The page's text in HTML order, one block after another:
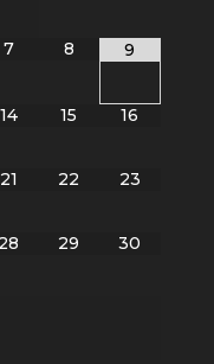
7 8 9
14 15 16
21 22 23
28 29 30